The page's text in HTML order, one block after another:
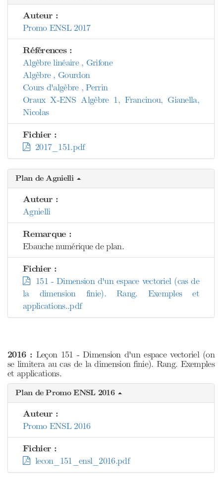
Auteur :
Promo ENSL 2017
Références :
Algèbre linéaire , Grifone
Algèbre , Gourdon
Cours d'algèbre , Perrin
Oraux X-ENS Algèbre 1, Francinou, Gianella,
Nicolas
Fichier :
2017_151.pdf
Plan de Agnielli
Auteur :
Agnielli
Remarque :
Ebauche numérique de plan.
Fichier :
151 - Dimension d'un espace vectoriel (cas de
la dimension finie). Rang. Exemples et
applications..pdf
2016 : Leçon 151 - Dimension d'un espace vectoriel (on
se limitera au cas de la dimension finie). Rang. Exemples
et applications.
Plan de Promo ENSL 2016
Auteur :
Promo ENSL 2016
Fichier :
lecon_151_ensl_2016.pdf